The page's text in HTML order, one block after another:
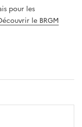
pour les
le BRGM